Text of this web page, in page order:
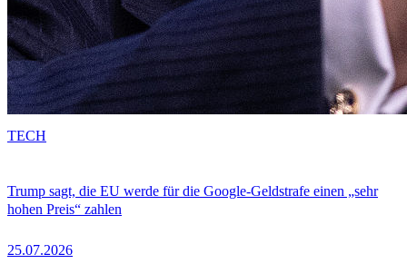
Trump sagt, die EU werde für die Google-Geldstrafe einen „sehr
hohen Preis“ zahlen
25.07.2026
TECH